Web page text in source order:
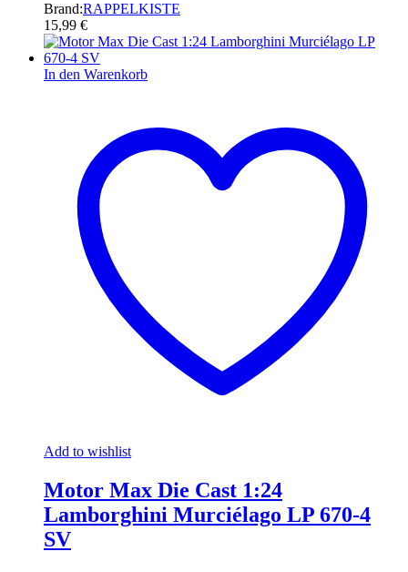
Brand:RAPPELKISTE
15,99 €
In den Warenkorb
Add to wishlist
Motor Max Die Cast 1:24
Lamborghini Murciélago LP 670-4
SV